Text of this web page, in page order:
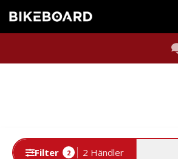
Filter 2 2 Händler